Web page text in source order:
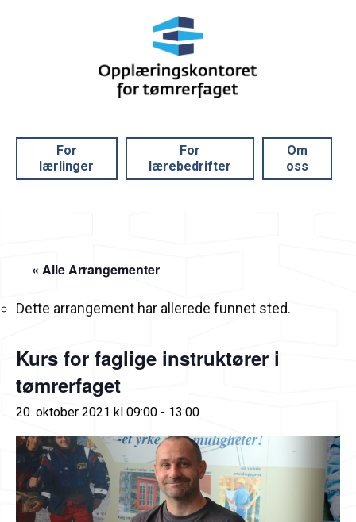
For
lærlinger
For
lærebedrifter
Om
oss
« Alle Arrangementer
Dette arrangement har allerede funnet sted.
Kurs for faglige instruktører i
tømrerfaget
20. oktober 2021 kl 09:00 - 13:00